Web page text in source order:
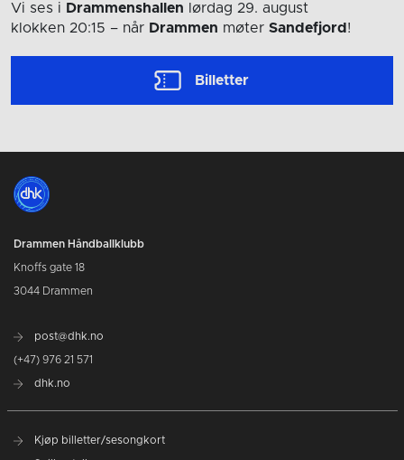
Vi ses i Drammenshallen lørdag 29. august
klokken 20:15 – når Drammen møter Sandefjord !
Billetter
Drammen Håndballklubb
Knoffs gate 18
3044 Drammen
post@dhk.no
(+47) 976 21 571
dhk.no
Kjøp billetter/sesongkort